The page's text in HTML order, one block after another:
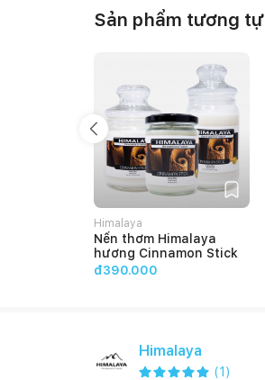
Sản phẩm tương tự
Himalaya
Nến thơm Himalaya
hương Cinnamon Stick
đ390.000
Himalaya
(1 )